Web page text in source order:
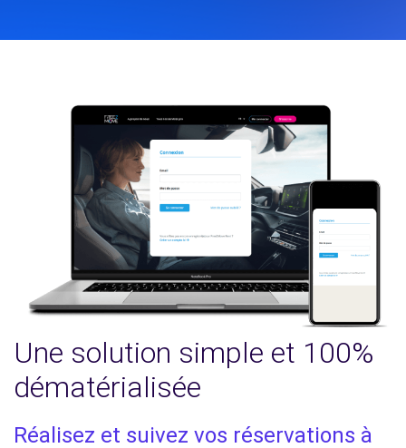
Une solution simple et 100%
dématérialisée
Réalisez et suivez vos réservations à